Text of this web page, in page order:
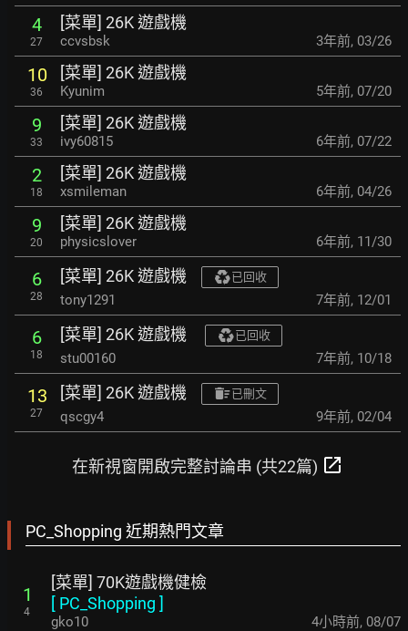
4
27
[菜單] 26K 遊戲機
ccvsbsk 3年前, 03/26
10
36
[菜單] 26K 遊戲機
Kyunim 5年前, 07/20
9
33
[菜單] 26K 遊戲機
ivy60815 6年前, 07/22
2
18
[菜單] 26K 遊戲機
xsmileman 6年前, 04/26
9
20
[菜單] 26K 遊戲機
physicslover 6年前, 11/30
6
28
[菜單] 26K 遊戲機 已回收
tony1291 7年前, 12/01
6
18
[菜單] 26K 遊戲機 已回收
stu00160 7年前, 10/18
13
27
[菜單] 26K 遊戲機 已刪文
qscgy4 9年前, 02/04
在新視窗開啟完整討論串 (共22篇) open_in_new
PC_Shopping 近期熱門文章
1
4
[菜單] 70K遊戲機健檢
[ PC_Shopping ]
gko10 4小時前, 08/07